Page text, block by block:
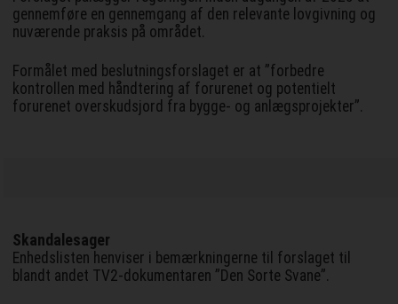
gennemføre en gennemgang af den relevante lovgivning og
nuværende praksis på området.
Formålet med beslutningsforslaget er at ”forbedre
kontrollen med håndtering af forurenet og potentielt
forurenet overskudsjord fra bygge- og anlægsprojekter”.
Skandalesager
Enhedslisten henviser i bemærkningerne til forslaget til
blandt andet TV2-dokumentaren ”Den Sorte Svane”.